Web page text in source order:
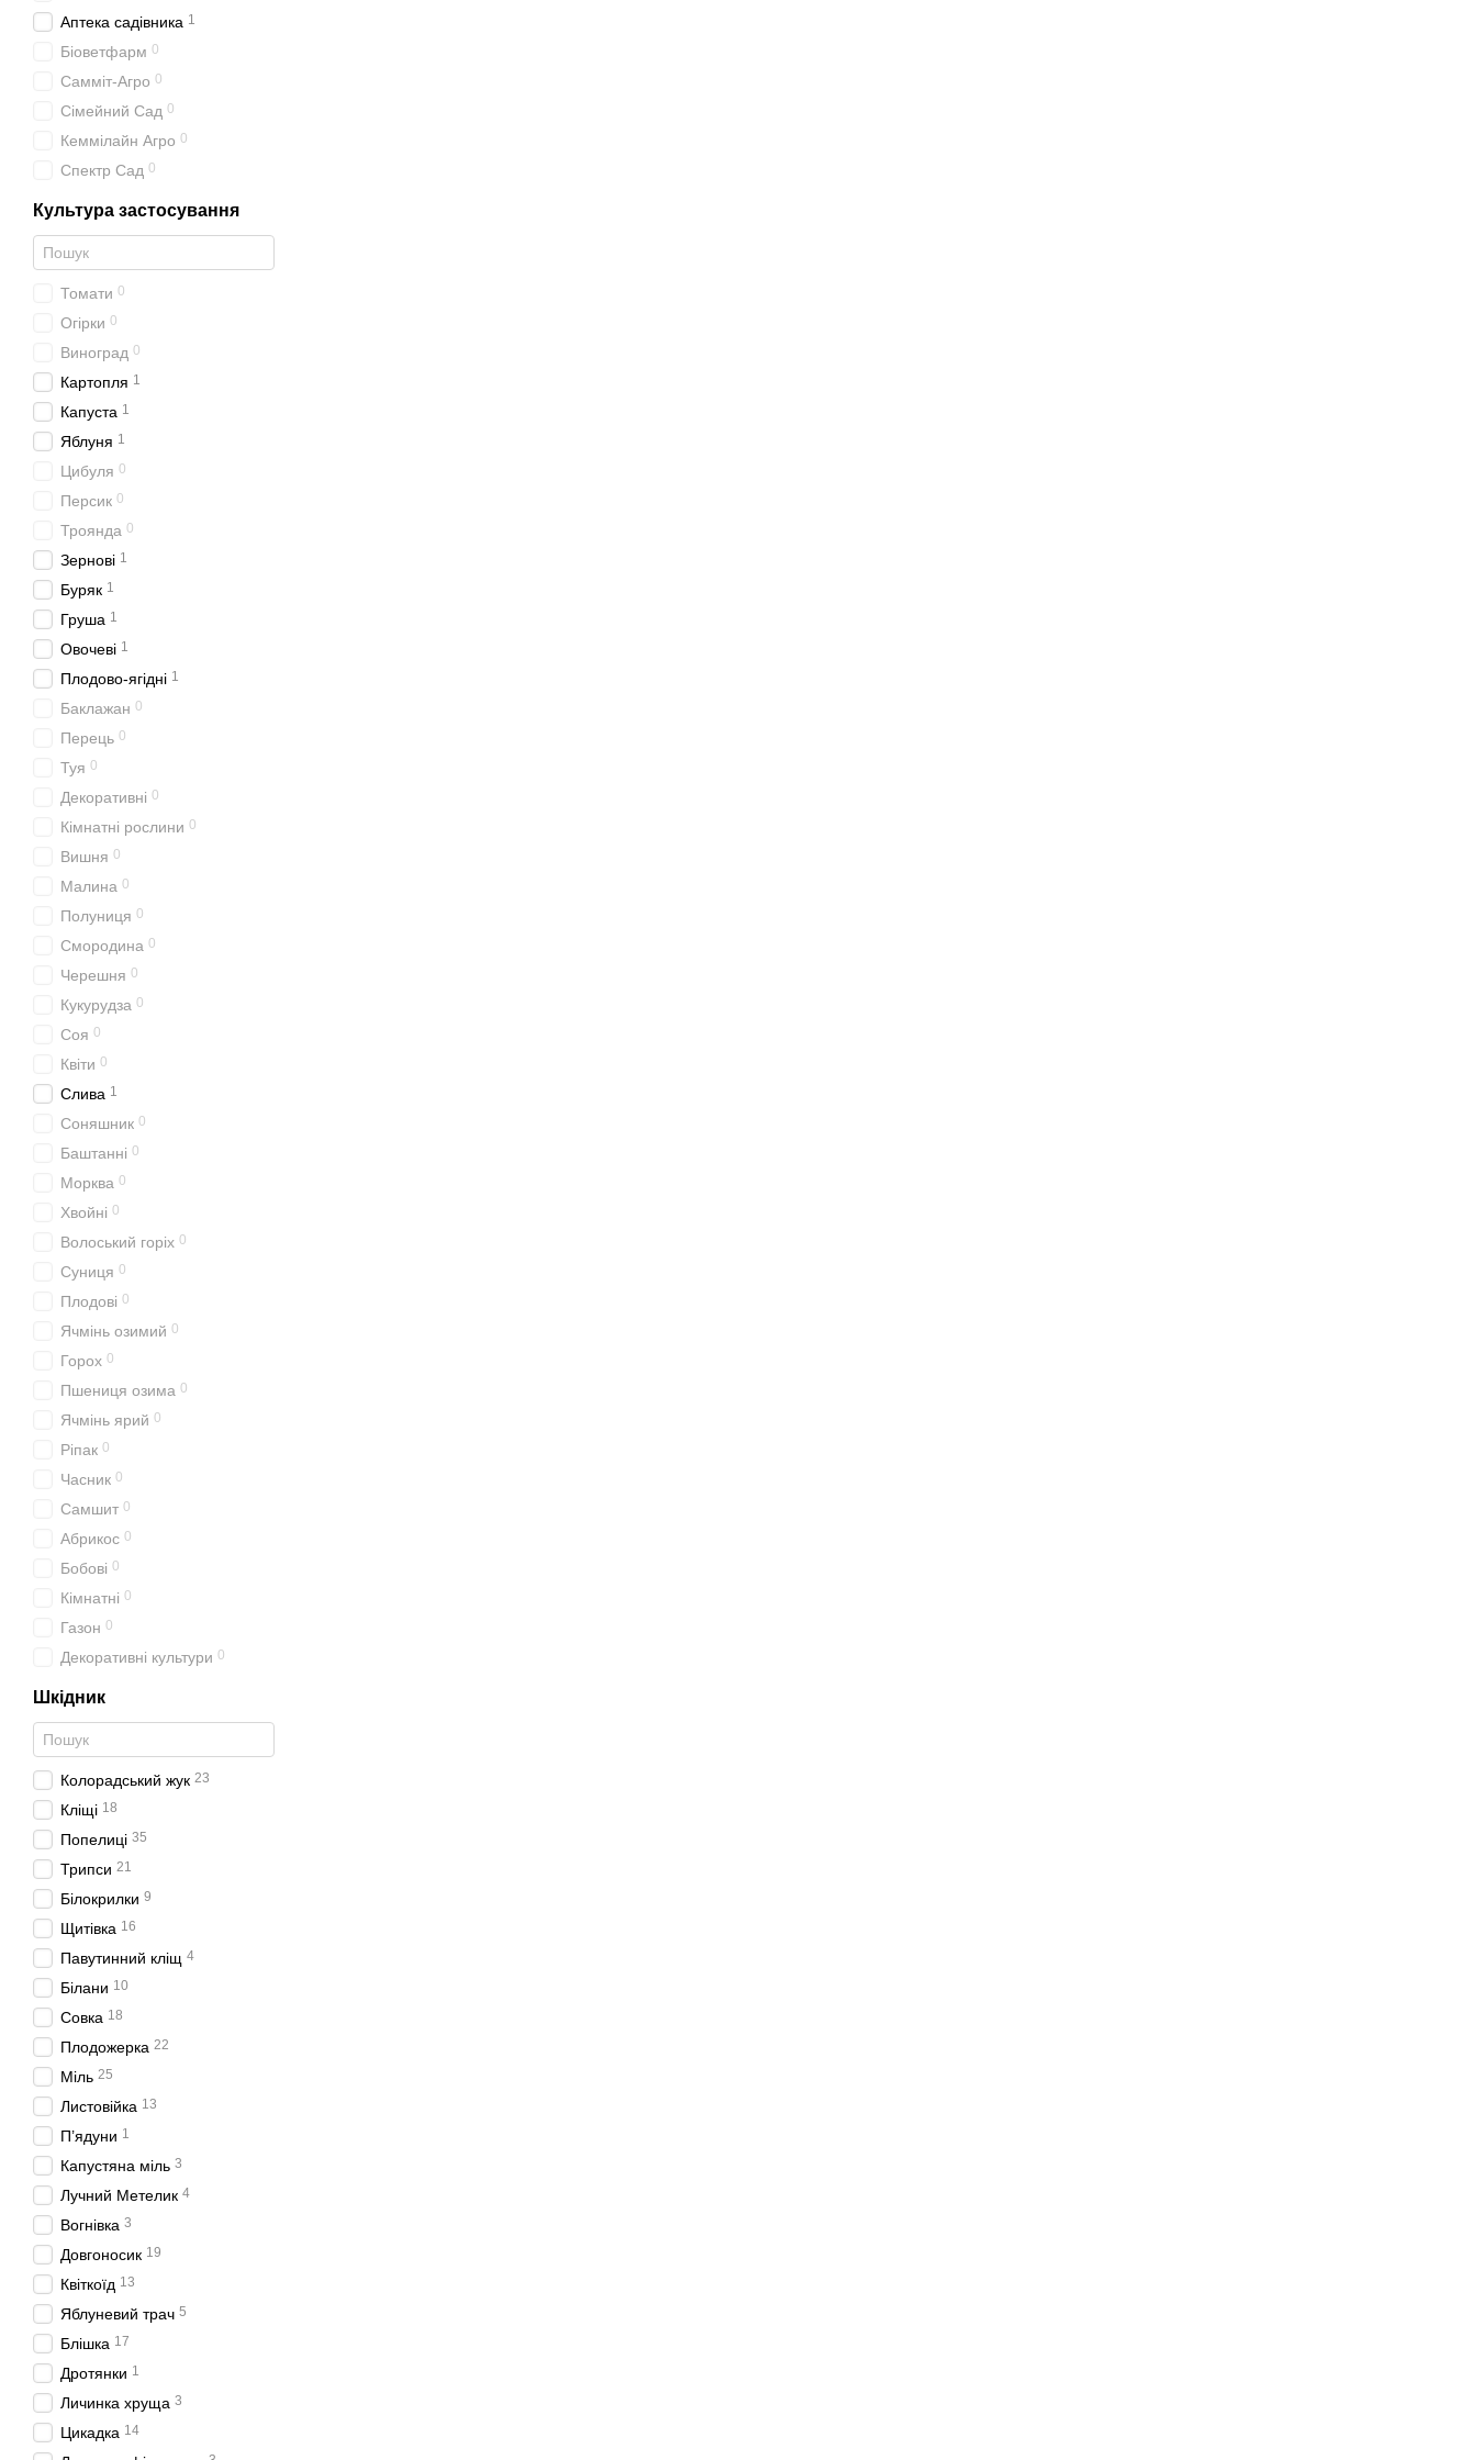
Аптека садівника 1
Біоветфарм 0
Самміт-Агро 0
Сімейний Сад 0
Кеммілайн Агро 0
Спектр Сад 0
Культура застосування
Томати 0
Огірки 0
Виноград 0
Картопля 1
Капуста 1
Яблуня 1
Цибуля 0
Персик 0
Троянда 0
Зернові 1
Буряк 1
Груша 1
Овочеві 1
Плодово-ягідні 1
Баклажан 0
Перець 0
Туя 0
Декоративні 0
Кімнатні рослини 0
Вишня 0
Малина 0
Полуниця 0
Смородина 0
Черешня 0
Кукурудза 0
Соя 0
Квіти 0
Слива 1
Соняшник 0
Баштанні 0
Морква 0
Хвойні 0
Волоський горіх 0
Суниця 0
Плодові 0
Ячмінь озимий 0
Горох 0
Пшениця озима 0
Ячмінь ярий 0
Ріпак 0
Часник 0
Самшит 0
Абрикос 0
Бобові 0
Кімнатні 0
Газон 0
Декоративні культури 0
Шкідник
Колорадський жук 23
Кліщі 18
Попелиці 35
Трипси 21
Білокрилки 9
Щитівка 16
Павутинний кліщ 4
Білани 10
Совка 18
Плодожерка 22
Міль 25
Листовійка 13
П’ядуни 1
Капустяна міль 3
Лучний Метелик 4
Вогнівка 3
Довгоносик 19
Квіткоїд 13
Яблуневий трач 5
Блішка 17
Дротянки 1
Личинка хруща 3
Цикадка 14